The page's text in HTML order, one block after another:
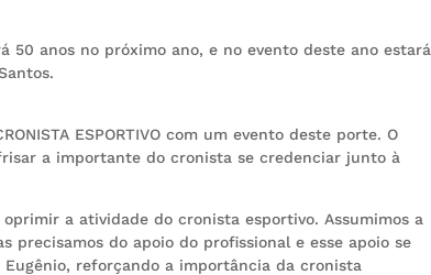
50 anos no próximo ano, e no evento deste ano estará
ESPORTIVO com um evento deste porte. O
a importante do cronista se credenciar junto à
a atividade do cronista esportivo. Assumimos a
precisamos do apoio do profissional e esse apoio se
reforçando a importância da cronista